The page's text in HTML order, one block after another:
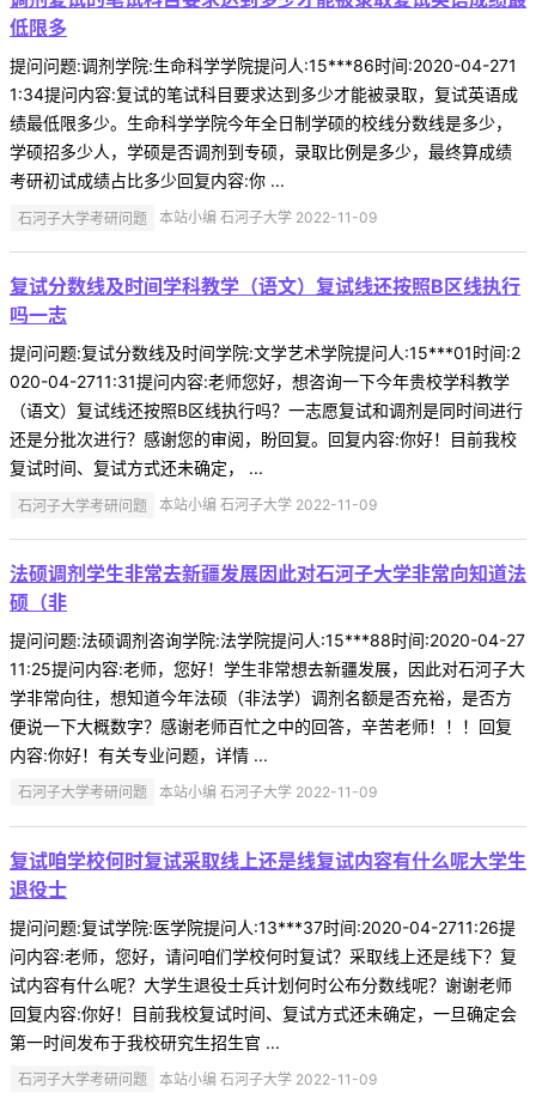
低限多
提问问题:调剂学院:生命科学学院提问人:15***86时间:2020-04-271
1:34提问内容:复试的笔试科目要求达到多少才能被录取，复试英语成
绩最低限多少。生命科学学院今年全日制学硕的校线分数线是多少，
学硕招多少人，学硕是否调剂到专硕，录取比例是多少，最终算成绩
考研初试成绩占比多少回复内容:你 ...
石河子大学考研问题 本站小编 石河子大学 2022-11-09
复试分数线及时间学科教学（语文）复试线还按照B区线执行
吗一志
提问问题:复试分数线及时间学院:文学艺术学院提问人:15***01时间:2
020-04-2711:31提问内容:老师您好，想咨询一下今年贵校学科教学
（语文）复试线还按照B区线执行吗？一志愿复试和调剂是同时间进行
还是分批次进行？感谢您的审阅，盼回复。回复内容:你好！目前我校
复试时间、复试方式还未确定， ...
石河子大学考研问题 本站小编 石河子大学 2022-11-09
法硕调剂学生非常去新疆发展因此对石河子大学非常向知道法
硕（非
提问问题:法硕调剂咨询学院:法学院提问人:15***88时间:2020-04-27
11:25提问内容:老师，您好！学生非常想去新疆发展，因此对石河子大
学非常向往，想知道今年法硕（非法学）调剂名额是否充裕，是否方
便说一下大概数字？感谢老师百忙之中的回答，辛苦老师！！！回复
内容:你好！有关专业问题，详情 ...
石河子大学考研问题 本站小编 石河子大学 2022-11-09
复试咱学校何时复试采取线上还是线复试内容有什么呢大学生
退役士
提问问题:复试学院:医学院提问人:13***37时间:2020-04-2711:26提
问内容:老师，您好，请问咱们学校何时复试？采取线上还是线下？复
试内容有什么呢？大学生退役士兵计划何时公布分数线呢？谢谢老师
回复内容:你好！目前我校复试时间、复试方式还未确定，一旦确定会
第一时间发布于我校研究生招生官 ...
石河子大学考研问题 本站小编 石河子大学 2022-11-09